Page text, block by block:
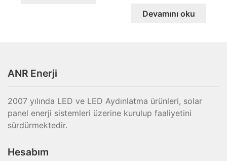
Devamını oku
ANR Enerji
2007 yılında LED ve LED Aydınlatma ürünleri, solar
panel enerji sistemleri üzerine kurulup faaliyetini
sürdürmektedir.
Hesabım